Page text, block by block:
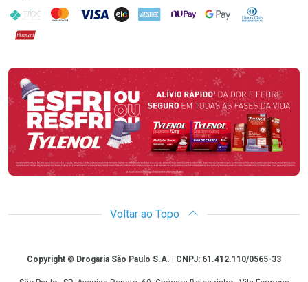
PIX MasterCard
VISA ELO AMEX NuPay Google PayDiners Club
Hipercard
Promoção em Destaque
Voltar ao Topo
CopyrightCopyright © Drogaria São Paulo S.A. | CNPJ: 61.412.110/0565-33